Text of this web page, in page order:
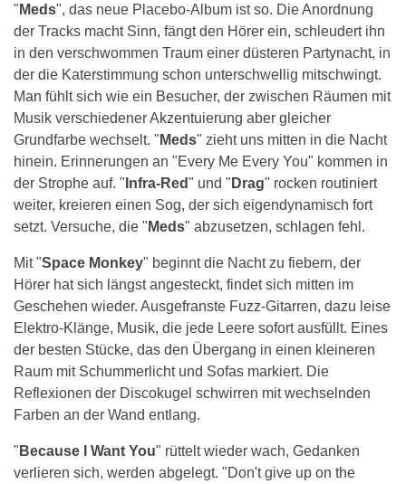
" Meds", das neue Placebo-Album ist so. Die Anordnung
der Tracks macht Sinn, fängt den Hörer ein, schleudert ihn
in den verschwommen Traum einer düsteren Partynacht, in
der die Katerstimmung schon unterschwellig mitschwingt.
Man fühlt sich wie ein Besucher, der zwischen Räumen mit
Musik verschiedener Akzentuierung aber gleicher
Grundfarbe wechselt. " Meds" zieht uns mitten in die Nacht
hinein. Erinnerungen an "Every Me Every You" kommen in
der Strophe auf. " Infra-Red" und " Drag" rocken routiniert
weiter, kreieren einen Sog, der sich eigendynamisch fort
setzt. Versuche, die " Meds" abzusetzen, schlagen fehl.
Mit "Space Monkey" beginnt die Nacht zu fiebern, der
Hörer hat sich längst angesteckt, findet sich mitten im
Geschehen wieder. Ausgefranste Fuzz-Gitarren, dazu leise
Elektro-Klänge, Musik, die jede Leere sofort ausfüllt. Eines
der besten Stücke, das den Übergang in einen kleineren
Raum mit Schummerlicht und Sofas markiert. Die
Reflexionen der Discokugel schwirren mit wechselnden
Farben an der Wand entlang.
" Because I Want You" rüttelt wieder wach, Gedanken
verlieren sich, werden abgelegt. "Don't give up on the